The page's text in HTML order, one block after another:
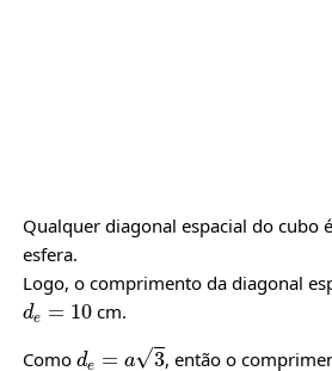
Qualquer diagonal espacial do cubo
esfera.
Logo, o comprimento da diagonal
de=10 cm.
Como d
, então o